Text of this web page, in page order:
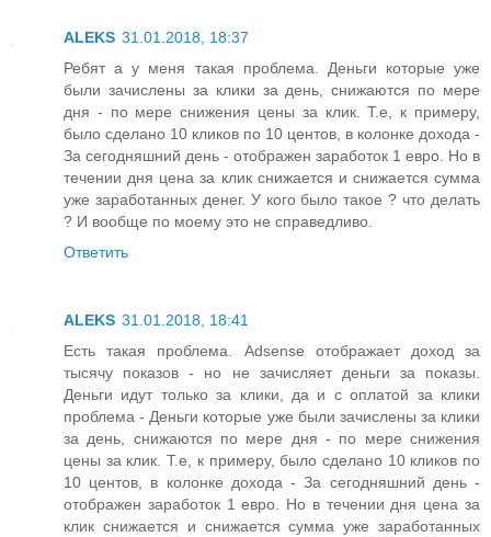
ALEKS 31.01.2018, 18:37
Ребят а у меня такая проблема. Деньги которые уже
были зачислены за клики за день, снижаются по мере
дня - по мере снижения цены за клик. Т.е, к примеру,
было сделано 10 кликов по 10 центов, в колонке дохода -
За сегодняшний день - отображен заработок 1 евро. Но в
течении дня цена за клик снижается и снижается сумма
уже заработанных денег. У кого было такое ? что делать
? И вообще по моему это не справедливо.
Ответить
ALEKS 31.01.2018, 18:41
Есть такая проблема. Adsense отображает доход за
тысячу показов - но не зачисляет деньги за показы.
Деньги идут только за клики, да и с оплатой за клики
проблема - Деньги которые уже были зачислены за клики
за день, снижаются по мере дня - по мере снижения
цены за клик. Т.е, к примеру, было сделано 10 кликов по
10 центов, в колонке дохода - За сегодняшний день -
отображен заработок 1 евро. Но в течении дня цена за
клик снижается и снижается сумма уже заработанных